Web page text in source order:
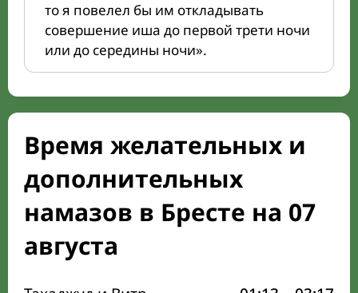
то я повелел бы им откладывать
совершение иша до первой трети ночи
или до середины ночи».
Время желательных и
дополнительных
намазов в Бресте на 07
августа